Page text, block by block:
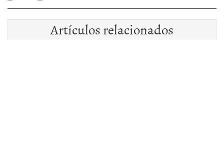
Artículos relacionados